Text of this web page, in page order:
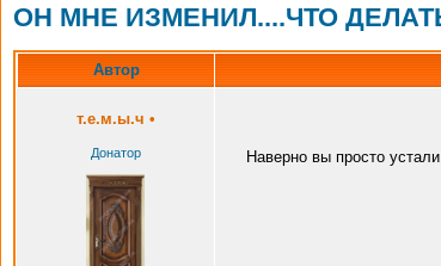
ОН МНЕ ИЗМЕНИЛ....ЧТО
Автор
т.е.м.ы.ч •
Донатор Наверно вы просто